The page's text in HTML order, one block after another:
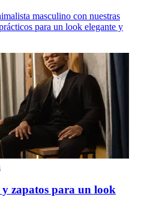
masculino con nuestras
para un look elegante y
zapatos para un look